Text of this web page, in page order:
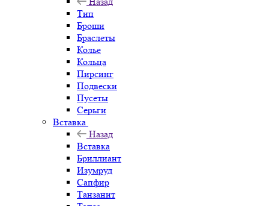
Тип
Броши
Браслеты
Колье
Кольца
Пирсинг
Подвески
Пусеты
Серьги
Вставка
Назад
Вставка
Бриллиант
Изумруд
Сапфир
Танзанит